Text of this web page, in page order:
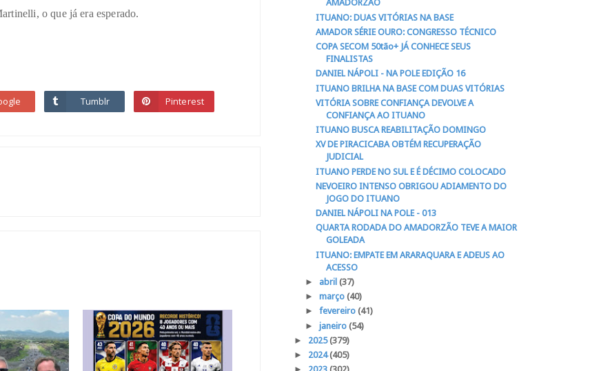
o que já era esperado.
Tumblr Pinterest
AMADORZÃO
ITUANO: DUAS VITÓRIAS NA BASE
AMADOR SÉRIE OURO: CONGRESSO TÉCNICO
COPA SECOM 50tão+ JÁ CONHECE SEUS
FINALISTAS
DANIEL NÁPOLI - NA POLE EDIÇÃO 16
ITUANO BRILHA NA BASE COM DUAS VITÓRIAS
VITÓRIA SOBRE CONFIANÇA DEVOLVE A
CONFIANÇA AO ITUANO
ITUANO BUSCA REABILITAÇÃO DOMINGO
XV DE PIRACICABA OBTÉM RECUPERAÇÃO
JUDICIAL
ITUANO PERDE NO SUL E É DÉCIMO COLOCADO
NEVOEIRO INTENSO OBRIGOU ADIAMENTO DO
JOGO DO ITUANO
DANIEL NÁPOLI NA POLE - 013
QUARTA RODADA DO AMADORZÃO TEVE A MAIOR
GOLEADA
ITUANO: EMPATE EM ARARAQUARA E ADEUS AO
ACESSO
► abril (37)
► março (40)
► fevereiro (41)
► janeiro (54)
► 2025(379)
► 2024(405)